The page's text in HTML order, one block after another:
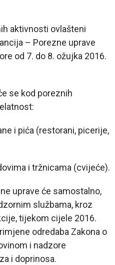
aktivnosti ovlašteni
– Porezne uprave
od 7. do 8. ožujka 2016.
se kod poreznih
i pića (restorani, picerije,
i tržnicama (cvijeće).
uprave će samostalno,
službama, kroz
tijekom cijele 2016.
odredaba Zakona o
i nadzore
i doprinosa.